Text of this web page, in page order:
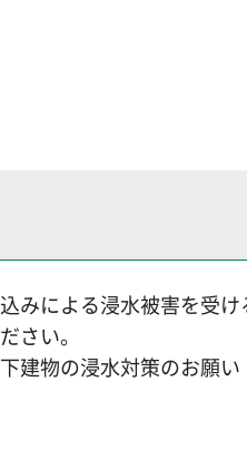
みによる浸水被害を受
さい。
建物の浸水対策のお願い